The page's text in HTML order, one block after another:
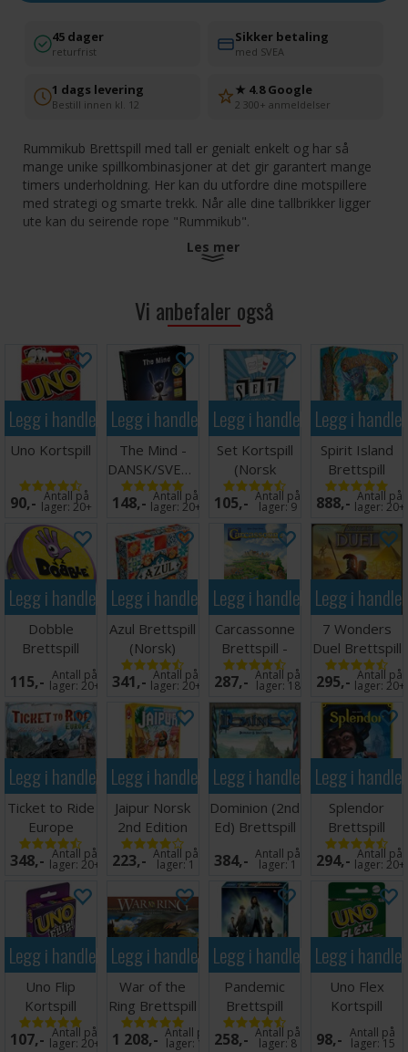
45 dager
returfrist
Sikker betaling
med SVEA
1 dags levering
Bestill innen kl. 12
★ 4.8 Google
2 300+ anmeldelser
Rummikub Brettspill med tall er genialt enkelt og har så
mange unike spillkombinasjoner at det gir garantert mange
timers underholdning. Her kan du utfordre dine motspillere
med strategi og smarte trekk. Når alle dine tallbrikker ligger
ute kan du seirende rope "Rummikub".
Anvend brikkene på ditt stativ for å legge ut, komplettere og
Grupper består av 3 eller 4 brikker med samme siffer, men i
ulike farger. Stige består av minst 3 brikker i samme farge og
i nummerrekkefølge. Joker erstatter valgfri brikke uansett
farge eller nummer.
Spillet fortsetter til en av spillerne har kvittet seg med alle
sine brikker og roper Rummikub. Jo flere brikker motspillerne
sitter igjen med, desto høyere blir etappevinnerens
poengsum!
Innhold:
4 brikkestativ
104 nummerbrikker 1-13 fire farger
2 jokere
Norske spilleregler
Les mer
Vi anbefaler også
Legg i handlekurven
Uno Kortspill
90,- Antall på
lager:20+
Legg i handlekurven
The Mind -
DANSK/SVENSK
148,- Antall på
lager:20+
Legg i handlekurven
Set Kortspill
(Norsk
utgave)
105,- Antall på
lager:9
Legg i
Spirit Island
Brettspill
888,- Antall på
lager:20+
Legg i handlekurven
Dobble
Brettspill
115,- Antall på
lager: 20+
Legg i handlekurven
Azul Brettspill
(Norsk)
341,- Antall på
lager:20+
Legg i handlekurven
Carcassonne
Brettspill -
Norsk
287,- Antall på
lager: 18
Legg i
7 Wonders
Duel Brettspill
- Norsk
295,- Antall på
lager:20+
Legg i handlekurven
Ticket to Ride
Europe
Brettspill
(Norsk)
348,- Antall på
lager: 20+
Legg i handlekurven
Jaipur Norsk
2nd Edition
Brettspill
223,- Antall på
lager:1
Legg i handlekurven
Dominion (2nd
Ed) Brettspill
Engelsk
384,- Antall på
lager:1
Legg i
Splendor
Brettspill
294,- Antall på
lager:20+
Legg i handlekurven
Uno Flip
Kortspill
107,- Antall på
lager: 20+
Legg i handlekurven
War of the
Ring Brettspill
1 208,- Antall på
lager: 11
Legg i handlekurven
Pandemic
Brettspill
258,- Antall på
lager:8
Legg i
Uno Flex
Kortspill
98,- Antall på
lager: 15